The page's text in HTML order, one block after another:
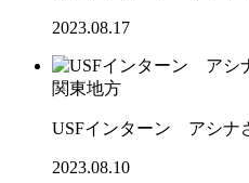
2023.08.17
関東地方
USFインターン アシナ
2023.08.10